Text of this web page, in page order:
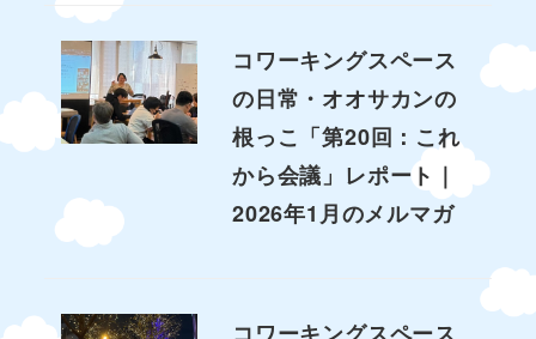
コワーキングスペース
の日常・オオサカンの
根っこ「第20回：これ
から会議」レポート｜
2026年1月のメルマガ